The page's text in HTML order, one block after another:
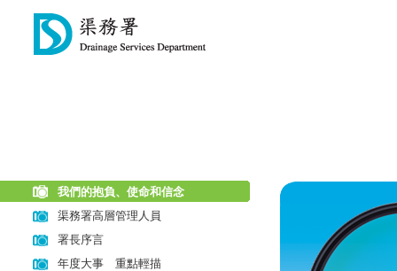
我們的抱負、使命和信念
渠務署高層管理人員
署長序言
年度大事 重點輕描